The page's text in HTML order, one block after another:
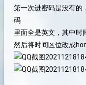
第一次进密码是没有的
码
里面全是英文，其中时
然后将时间区位改成